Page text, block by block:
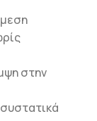
στην